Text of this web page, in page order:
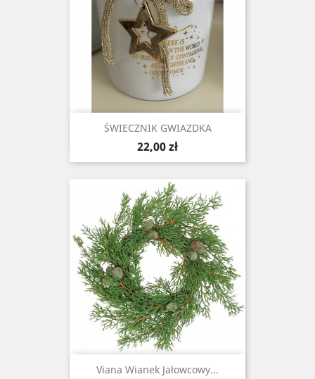
ŚWIECZNIK GWIAZDKA
Cena
22,00 zł
Viana Wianek Jałowcowy...